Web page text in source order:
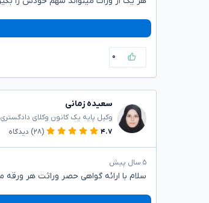
۰
سعیده زمانی
وکیل پایه یک کانون وکلای دادگستری
۴.۷
(۲۸) دیدگاه
۵ سال پیش
سلام با ارائه گواهی حصر وراثت هر ورقه